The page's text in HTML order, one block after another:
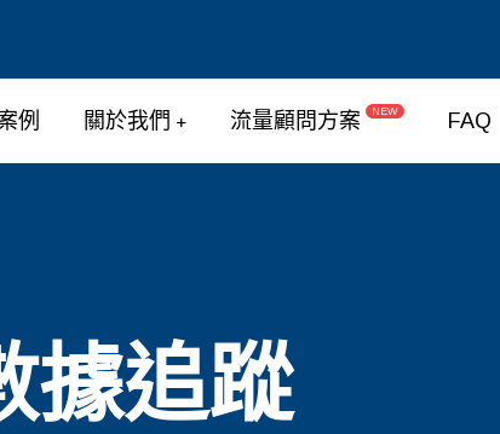
例 關於我們 流量顧問方案 NEW FAQ
據追蹤